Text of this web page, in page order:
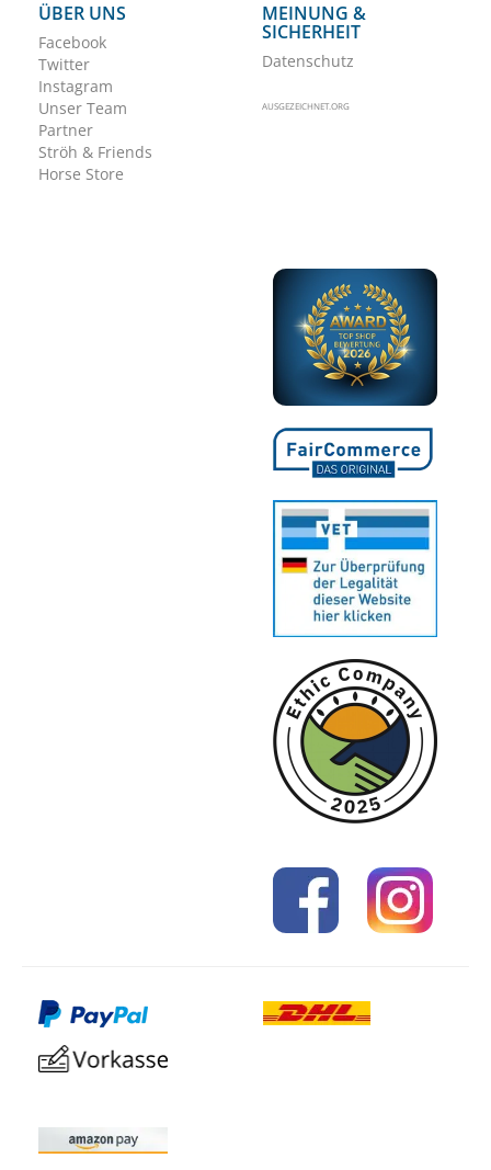
ÜBER UNS
Facebook
Twitter
Instagram
Unser Team
Partner
Ströh & Friends
Horse Store
MEINUNG &
SICHERHEIT
Datenschutz
AUSGEZEICHNET.ORG